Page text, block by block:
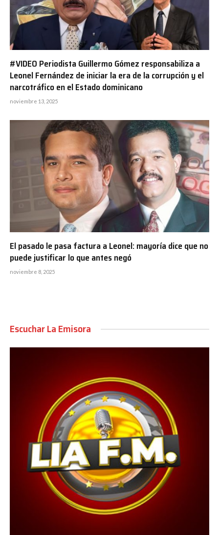
#VIDEO Periodista Guillermo Gómez responsabiliza a
Leonel Fernández de iniciar la era de la corrupción y el
narcotráfico en el Estado dominicano
noviembre 13, 2025
El pasado le pasa factura a Leonel: mayoría dice que no
puede justificar lo que antes negó
noviembre 8, 2025
Escuchar La Emisora